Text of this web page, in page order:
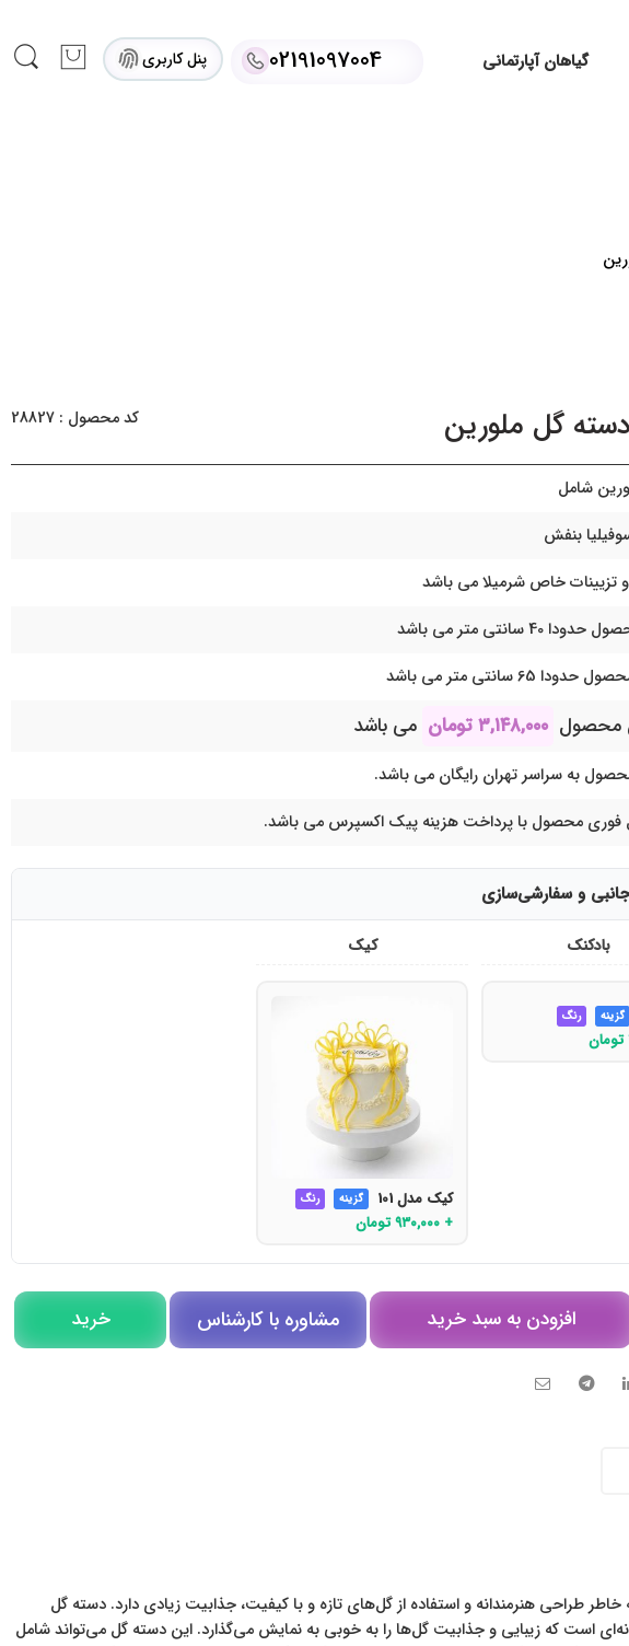
گیاهان آپارتمانی 02191097004 پنل کاربری
گل ملورین کد محصول : 28827
شامل
تزیینات خاص شرمیلا می باشد
سانتی متر می باشد
65 سانتی متر می باشد
محصول ۳,۱۴۸,۰۰۰تومان می باشد
به سراسر تهران رایگان می باشد.
فوری محصول با پرداخت هزینه پیک اکسپرس می باشد.
جانبی و سفارشی‌سازی
بادکنک
گزینه رنگ
تومان
کیک
کیک مدل 101 گزینه رنگ
+ ۹۳۰,۰۰۰تومان
افزودن به سبد خرید مشاوره با کارشناس خرید
هنرمندانه و استفاده از گل‌های تازه و با کیفیت، جذابیت زیادی دارد. دسته گل
است که زیبایی و جذابیت گل‌ها را به خوبی به نمایش می‌گذارد. این دسته گل می‌تواند شامل